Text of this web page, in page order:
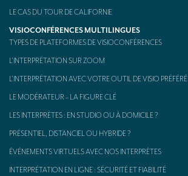
LE CAS DU TOUR DE CALIFORNIE
VISIOCONFÉRENCES MULTILINGUES
TYPES DE PLATEFORMES DE VISIOCONFÉRENCES
L’INTERPRÉTATION SUR ZOOM
L’INTERPRÉTATION AVEC VOTRE OUTIL DE VISIO PRÉFÉRÉ
LE MODÉRATEUR – LA FIGURE CLÉ
LES INTERPRÈTES : EN STUDIO OU À DOMICILE ?
PRÉSENTIEL, DISTANCIEL OU HYBRIDE ?
ÉVÉNEMENTS VIRTUELS AVEC NOS INTERPRÈTES
INTERPRÉTATION EN LIGNE : SÉCURITÉ ET FIABILITÉ